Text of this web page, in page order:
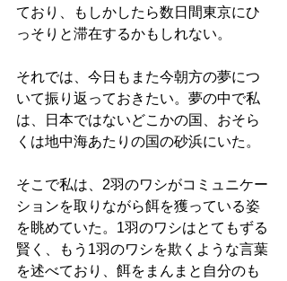
ており、もしかしたら数日間東京にひ
っそりと滞在するかもしれない。
それでは、今日もまた今朝方の夢につ
いて振り返っておきたい。夢の中で私
は、日本ではないどこかの国、おそら
くは地中海あたりの国の砂浜にいた。
そこで私は、2羽のワシがコミュニケー
ションを取りながら餌を獲っている姿
を眺めていた。1羽のワシはとてもずる
賢く、もう1羽のワシを欺くような言葉
を述べており、餌をまんまと自分のも